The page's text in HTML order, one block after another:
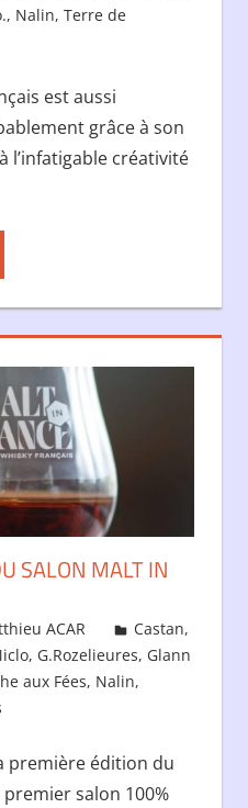
, Nalin, Terre de
est aussi
grâce à son
l’infatigable créativité
SALON MALT IN
ACAR Castan,
, G.Rozelieures, Glann
aux Fées, Nalin,
première édition du
salon 100%